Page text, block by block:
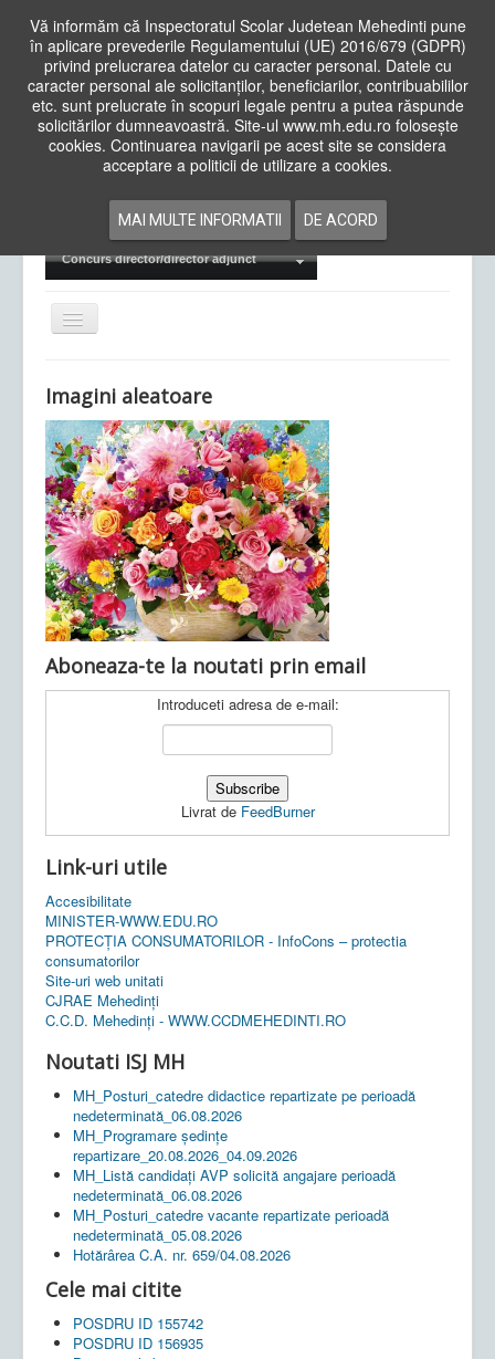
Vă informăm că Inspectoratul Scolar Judetean Mehedinti pune
în aplicare prevederile Regulamentului (UE) 2016/679 (GDPR)
privind prelucrarea datelor cu caracter personal. Datele cu
caracter personal ale solicitanților, beneficiarilor, contribuabililor
etc. sunt prelucrate în scopuri legale pentru a putea răspunde
solicitărilor dumneavoastră. Site-ul www.mh.edu.ro folosește
cookies. Continuarea navigarii pe acest site se considera
acceptare a politicii de utilizare a cookies.
MAI MULTE INFORMATII DE ACORD
Cauta
in
siteAcasa Cadre Didactice
Examene Naționale
Concurs director/director adjunct
Comută
navigarea
Ultimele articole: Vi, 04.11.2022 -Inspectoratul Școlar
Județean Mehedinți
Imagini aleatoare
Aboneaza-te la noutati prin email
Introduceti adresa de e-mail:
Livrat de FeedBurner
Link-uri utile
Accesibilitate
MINISTER-WWW.EDU.RO
PROTECȚIA CONSUMATORILOR - InfoCons – protectia
consumatorilor
Site-uri web unitati
CJRAE Mehedinți
C.C.D. Mehedinţi - WWW.CCDMEHEDINTI.RO
Noutati ISJ MH
MH_Posturi_catedre didactice repartizate pe perioadă
nedeterminată_06.08.2026
MH_Programare ședințe
repartizare_20.08.2026_04.09.2026
MH_Listă candidați AVP solicită angajare perioadă
nedeterminată_06.08.2026
MH_Posturi_catedre vacante repartizate perioadă
nedeterminată_05.08.2026
Hotărârea C.A. nr. 659/04.08.2026
Cele mai citite
POSDRU ID 155742
POSDRU ID 156935